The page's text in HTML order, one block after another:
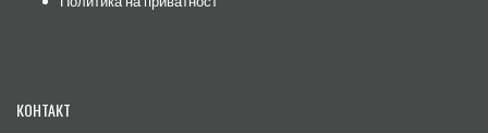
КОНТАКТ